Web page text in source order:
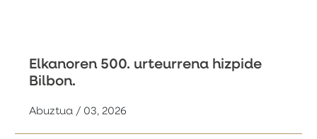
Elkanoren 500. urteurrena hizpide
Bilbon.
Abuztua / 03, 2026